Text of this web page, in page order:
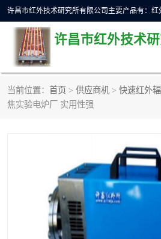
许昌市红外技术
当前位置： 首页 > 供应商机 > 快速红外
焦实验电炉厂 实用性强
红外加热设备
红外辐射加热模块 定
红外加热元件
高端红外加热实验设备